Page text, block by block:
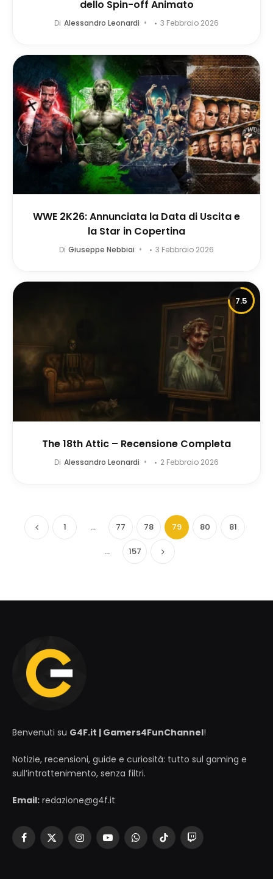
dello Spin-off Animato
Di Alessandro Leonardi 3 Febbraio 2026
WWE 2K26: Annunciata la Data di Uscita e
la Star in Copertina
Di Giuseppe Nebbiai 3 Febbraio 2026
7.5
The 18th Attic – Recensione Completa
Di Alessandro Leonardi 2 Febbraio 2026
1 … 77 78 79 80 81
… 157
Benvenuti su G4F.it | Gamers4FunChannel!
Notizie, recensioni, guide e curiosità: tutto sul gaming e
sull’intrattenimento, senza filtri.
Email: redazione@g4f.it
Facebook
X
InstagramYouTubeWhatsAppTikTokTwitch